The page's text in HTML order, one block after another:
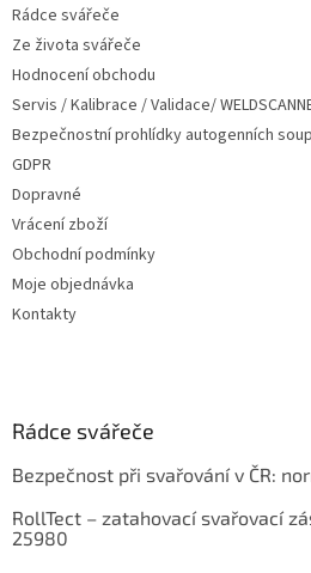
Rádce svářeče
Ze života svářeče
Hodnocení obchodu
Servis / Kalibrace / Validace/
Bezpečnostní prohlídky autogenních
GDPR
Dopravné
Vrácení zboží
Obchodní podmínky
Moje objednávka
Kontakty
Rádce svářeče
Bezpečnost při svařování v ČR:
RollTect – zatahovací svařovací
25980